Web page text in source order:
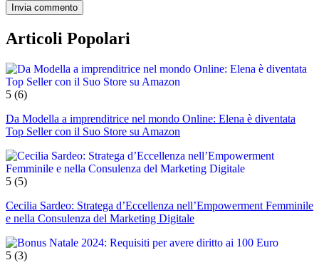
Articoli Popolari
5 (6)
Da Modella a imprenditrice nel mondo Online: Elena è diventata
Top Seller con il Suo Store su Amazon
5 (5)
Cecilia Sardeo: Stratega d’Eccellenza nell’Empowerment Femminile
e nella Consulenza del Marketing Digitale
5 (3)